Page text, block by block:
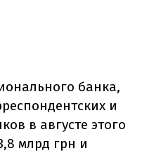
банка,
и
в августе этого
млрд грн и